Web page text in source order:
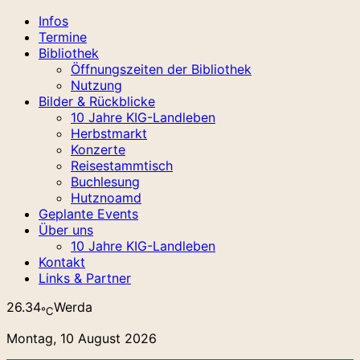
Infos
Termine
Bibliothek
Öffnungszeiten der Bibliothek
Nutzung
Bilder & Rückblicke
10 Jahre KIG-Landleben
Herbstmarkt
Konzerte
Reisestammtisch
Buchlesung
Hutznoamd
Geplante Events
Über uns
10 Jahre KIG-Landleben
Kontakt
Links & Partner
26.34℃Werda
Montag, 10 August 2026